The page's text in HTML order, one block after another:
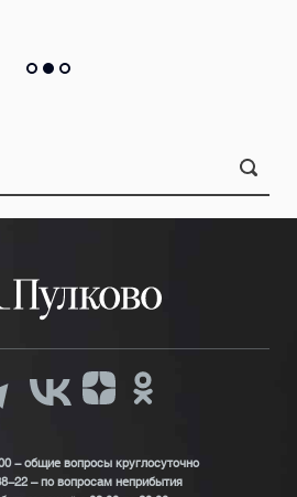
- общие вопросы круглосуточно
22 – по вопросам неприбытия